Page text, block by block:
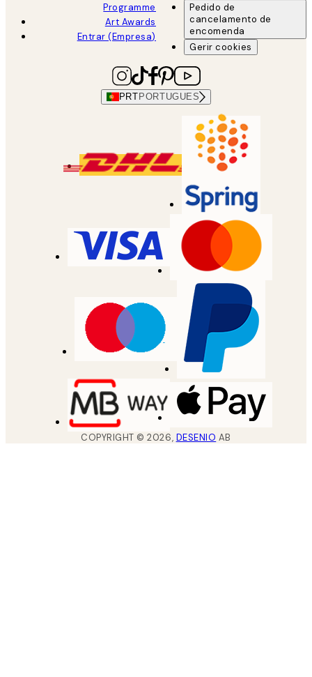
Programme
Art Awards
Entrar (Empresa)
Pedido de
cancelamento de
encomenda
Gerir cookies
PRT PORTUGUES
COPYRIGHT ©2026, DESENIO AB